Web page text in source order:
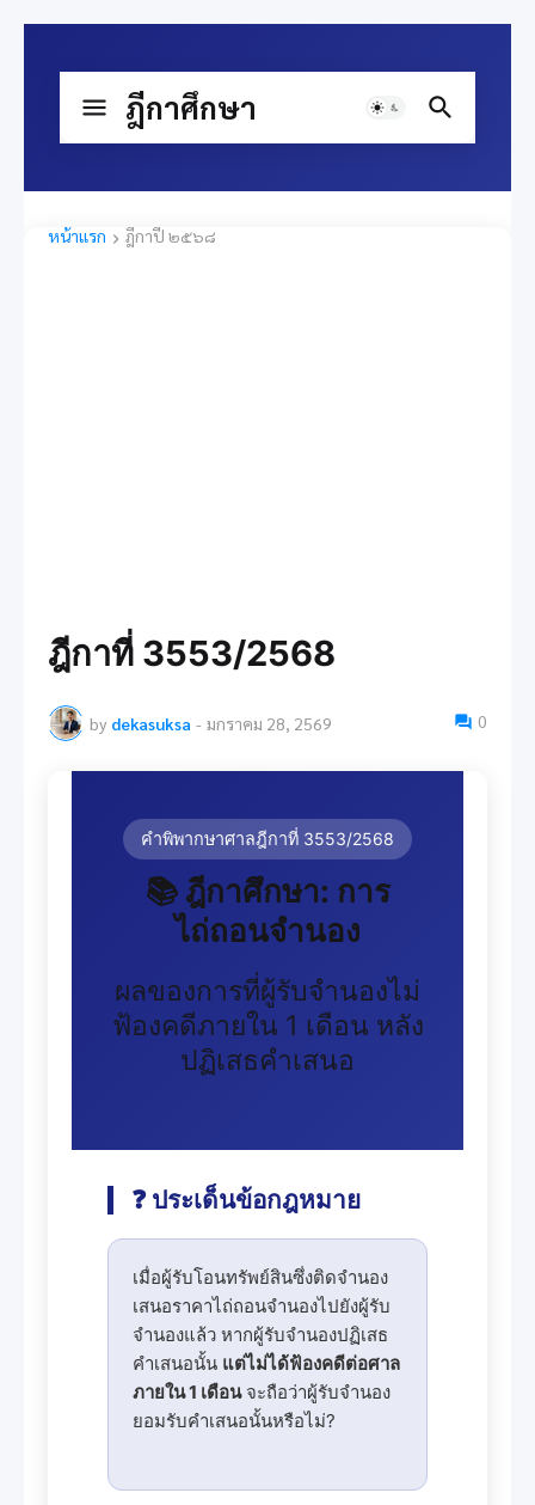
ฎีกาศึกษา
หน้าแรก ฎีกาปี ๒๕๖๘
ฎีกาที่ 3553/2568
by dekasuksa - มกราคม 28, 2569 0
คำพิพากษาศาลฎีกาที่ 3553/2568
📚 ฎีกาศึกษา: การ
ไถ่ถอนจำนอง
ผลของการที่ผู้รับจำนองไม่
ฟ้องคดีภายใน 1 เดือน หลัง
ปฏิเสธคำเสนอ
❓ ประเด็นข้อกฎหมาย
เมื่อผู้รับโอนทรัพย์สินซึ่งติดจำนอง
เสนอราคาไถ่ถอนจำนองไปยังผู้รับ
จำนองแล้ว หากผู้รับจำนองปฏิเสธ
คำเสนอนั้น แต่ไม่ได้ฟ้องคดีต่อศาล
ภายใน 1 เดือนจะถือว่าผู้รับจำนอง
ยอมรับคำเสนอนั้นหรือไม่?